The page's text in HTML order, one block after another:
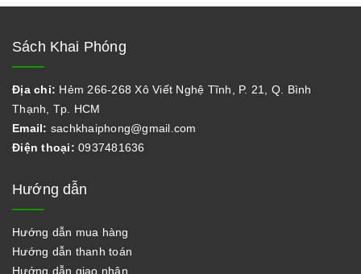
Sách Khai Phóng
Địa chỉ: Hẻm 266-268 Xô Viết Nghệ Tĩnh, P. 21, Q. Bình
Thạnh, Tp. HCM
Email: sachkhaiphong@gmail.com
Điện thoại: 0937481636
Hướng dẫn
Hướng dẫn mua hàng
Hướng dẫn thanh toán
Hướng dẫn giao nhận